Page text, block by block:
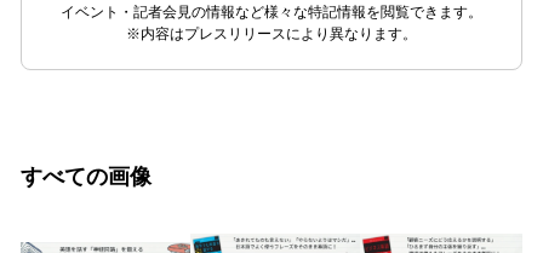
イベント・記者会見の情報など様々な特記情報を閲覧できます。
※内容はプレスリリースにより異なります。
すべての画像